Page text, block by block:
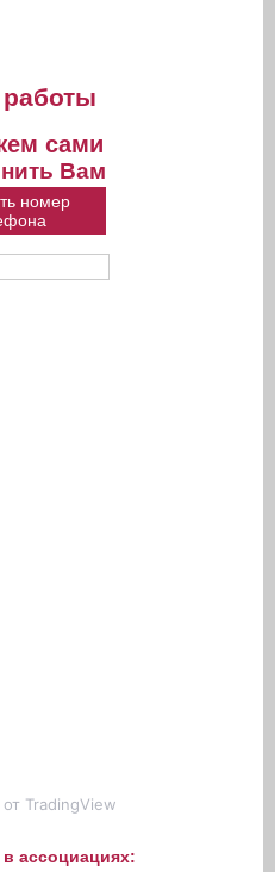
сами
Вам
номер
от TradingView
ассоциациях: